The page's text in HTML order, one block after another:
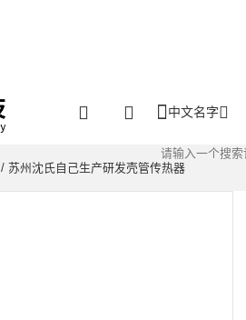
中文名字
/ 苏州沈氏自己生产研发壳管传热器